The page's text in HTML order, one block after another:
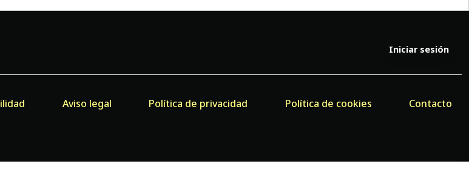
Iniciar sesión
Aviso legal Política de privacidad Política de cookies Contacto